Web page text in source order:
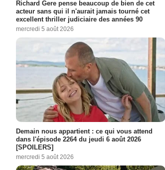
Richard Gere pense beaucoup de bien de cet
acteur sans qui il n'aurait jamais tourné cet
excellent thriller judiciaire des années 90
mercredi 5 août 2026
Demain nous appartient : ce qui vous attend
dans l'épisode 2264 du jeudi 6 août 2026
[SPOILERS]
mercredi 5 août 2026